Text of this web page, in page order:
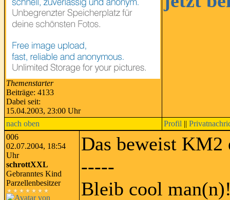
Themenstarter
Beiträge: 4133
Dabei seit:
15.04.2003, 23:00 Uhr
nach oben Profil ||
006
02.07.2004, 18:54
Uhr
schrottXXL
Gebranntes Kind
Parzellenbesitzer
Das beweist
-----
Bleib cool